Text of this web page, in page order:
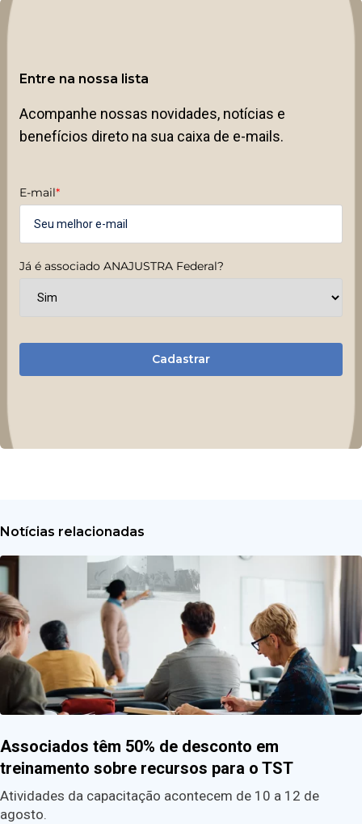
Entre na nossa lista
Acompanhe nossas novidades, notícias e
benefícios direto na sua caixa de e-mails.
E-mail*
Já é associado ANAJUSTRA Federal?
Cadastrar
Notícias relacionadas
Associados têm 50% de desconto em
treinamento sobre recursos para o TST
Atividades da capacitação acontecem de 10 a 12 de
agosto.